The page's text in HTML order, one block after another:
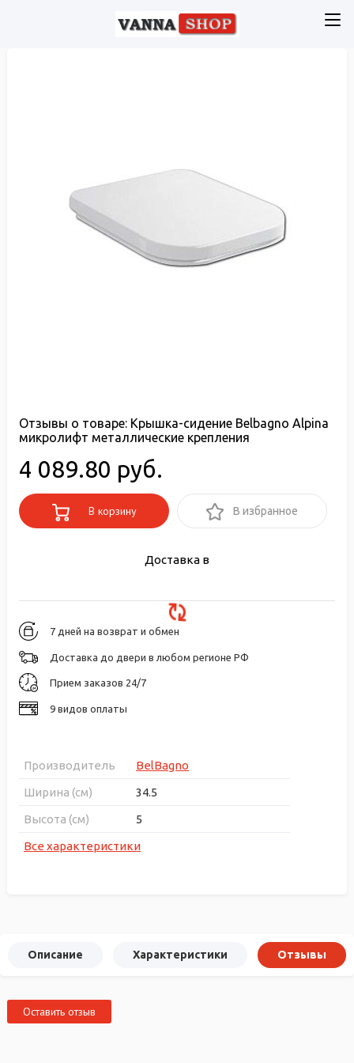
Отзывы о товаре: Крышка-сидение Belbagno Alpina
микролифт металлические крепления
4 089.80 руб.
В корзину В избранное
Доставка в
7 дней на возврат и обмен
Доставка до двери в любом регионе РФ
Прием заказов 24/7
9 видов оплаты
Производитель
BelBagno
Ширина (см)
34.5
Высота (см)
5
Все характеристики
Описание Характеристики Отзывы
Оставить отзыв